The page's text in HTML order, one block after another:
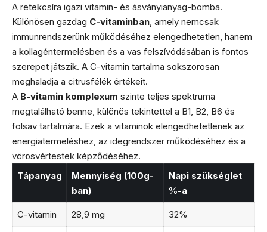
A retekcsíra igazi vitamin- és ásványianyag-bomba.
Különösen gazdag C-vitaminban , amely nemcsak
immunrendszerünk működéséhez elengedhetetlen, hanem
a kollagéntermelésben és a vas felszívódásában is fontos
szerepet játszik. A C-vitamin tartalma sokszorosan
meghaladja a citrusfélék értékeit.
A B-vitamin komplexum szinte teljes spektruma
megtalálható benne, különös tekintettel a B1, B2, B6 és
folsav tartalmára. Ezek a vitaminok elengedhetetlenek az
energiatermeléshez, az idegrendszer működéséhez és a
vörösvértestek képződéséhez.
Tápanyag
Mennyiség (100g-
ban)
Napi szükséglet
%-a
C-vitamin 28,9 mg 32%